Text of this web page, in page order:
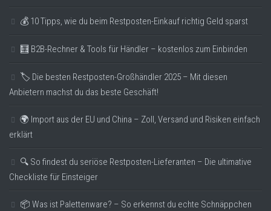
💰 10 Tipps, wie du beim Restposten-Einkauf richtig Geld sparst
🧮 B2B-Rechner & Tools für Händler – kostenlos zum Einbinden
🏷️ Die besten Restposten-Großhändler 2025 – Mit diesen
Anbietern machst du das beste Geschäft!
🌍 Import aus der EU und China – Zoll, Versand und Risiken einfach
erklärt
🔍 So findest du seriöse Restposten-Lieferanten – Die ultimative
Checkliste für Einsteiger
📦 Was ist Palettenware? – So erkennst du echte Schnäppchen